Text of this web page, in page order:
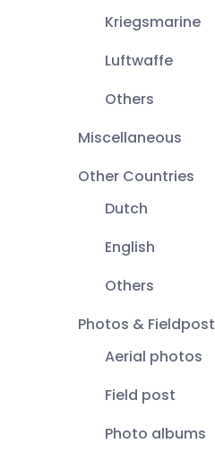
Kriegsmarine
Luftwaffe
Others
Miscellaneous
Other Countries
Dutch
English
Others
Photos & Fieldpost
Aerial photos
Field post
Photo albums